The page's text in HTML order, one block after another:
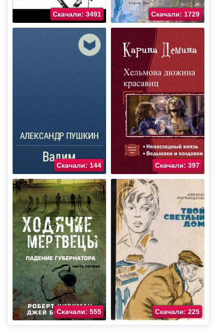
Скачали: 3491 Скачали: 1729
Скачали: 144 Скачали: 397
Скачали: 555 Скачали: 225